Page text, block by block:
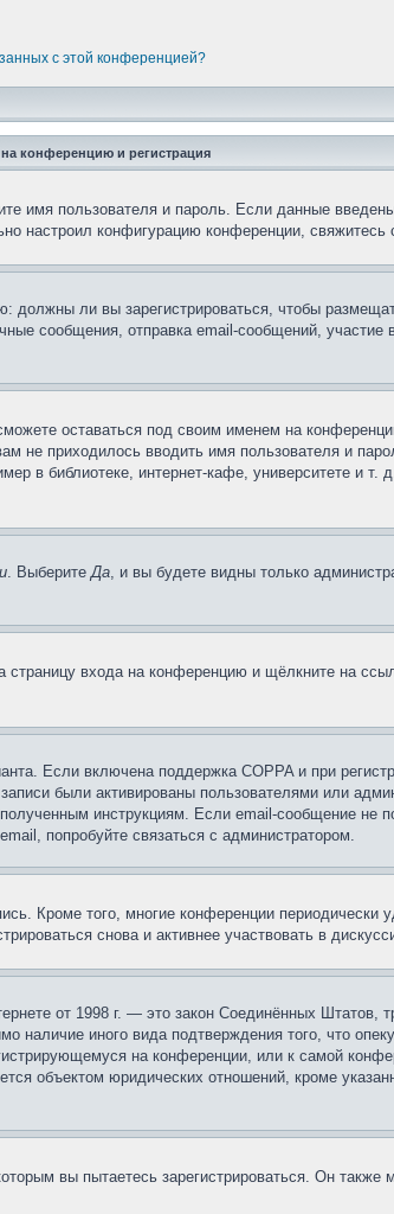
с этой конференцией?
конференцию и регистрация
имя пользователя и пароль. Если данные
настроил конфигурацию конференции, свяжитесь
должны ли вы зарегистрироваться, чтобы
сообщения, отправка email-сообщений, участие
оставаться под своим именем на
не приходилось вводить имя пользователя и
в библиотеке, интернет-кафе, университете и т.
. ВыберитеДа, и вы будете видны только
страницу входа на конференцию и щёлкните на
Если включена поддержка COPPA и при
были активированы пользователями или
инструкциям. Если email-сообщение не
попробуйте связаться с администратором.
Кроме того, многие конференции
снова и активнее участвовать в
от 1998 г. — это закон Соединённых
наличие иного вида подтверждения того, что
на конференции, или к самой
объектом юридических отношений, кроме
вы пытаетесь зарегистрироваться. Он также